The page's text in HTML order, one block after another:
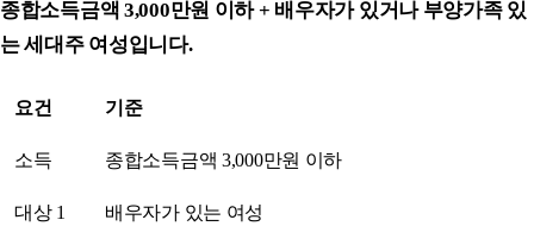
종합소득금액 3,000만원 이하 + 배우자가 있거나 부양가족 있
는 세대주 여성입니다.
요건 기준
소득 종합소득금액 3,000만원 이하
대상 1 배우자가 있는 여성